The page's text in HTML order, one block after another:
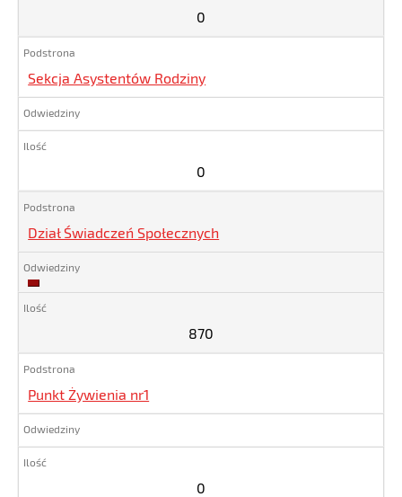
0
Sekcja Asystentów Rodziny
0
Dział Świadczeń Społecznych
870
870
Punkt Żywienia nr1
0